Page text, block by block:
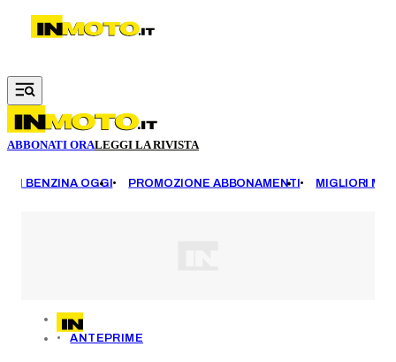
Vai al contenuto principale
ABBONATI ORALEGGI LA RIVISTA
BENZINA OGGI PROMOZIONE ABBONAMENTI MIGLIORI
ANTEPRIME